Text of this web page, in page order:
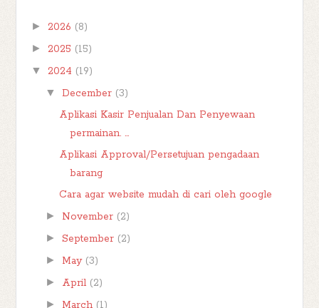
► 2026 (8)
► 2025 (15)
▼ 2024 (19)
▼ December (3)
Aplikasi Kasir Penjualan Dan Penyewaan
permainan. ...
Aplikasi Approval/Persetujuan pengadaan
barang
Cara agar website mudah di cari oleh google
► November (2)
► September (2)
► May (3)
► April (2)
► March (1)